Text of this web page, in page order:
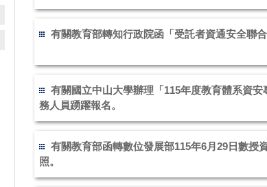
有關教育部轉知行政院函「受託者資通安全聯
有關國立中山大學辦理「115年度教育體系資
務人員踴躍報名。
有關教育部函轉數位發展部115年6月29日數授
照。